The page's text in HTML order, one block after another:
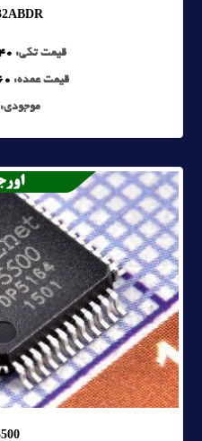
قیمت تکی:
قیمت عمده:
موجودی: